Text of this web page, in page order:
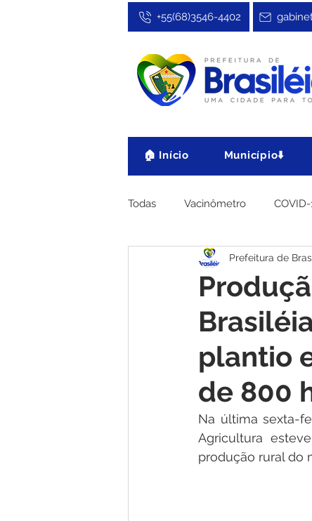
+55(68)3546-4402
🏠 Início Município⬇️
Todas Vacinômetro COVID-
Cultura, Festa e Esporte
Institucional e Governo
Convênios e Parcerias
Alagação e Enchente
plantio
de 800
Prefeitura de
Na última sexta-
Agricultura
produção rural do